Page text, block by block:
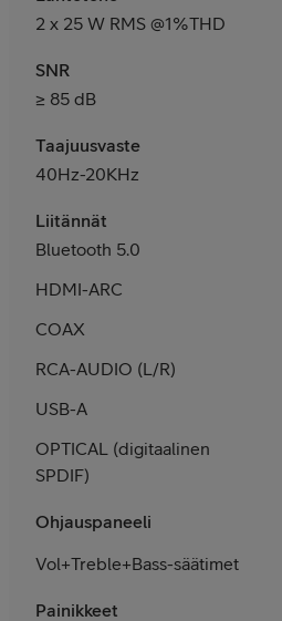
2 x 25 W RMS @1%THD
SNR
≥ 85 dB
Taajuusvaste
40Hz-20KHz
Liitännät
Bluetooth 5.0
HDMI-ARC
COAX
RCA-AUDIO (L/R)
USB-A
OPTICAL (digitaalinen
SPDIF)
Ohjauspaneeli
Vol+Treble+Bass-säätimet
Painikkeet